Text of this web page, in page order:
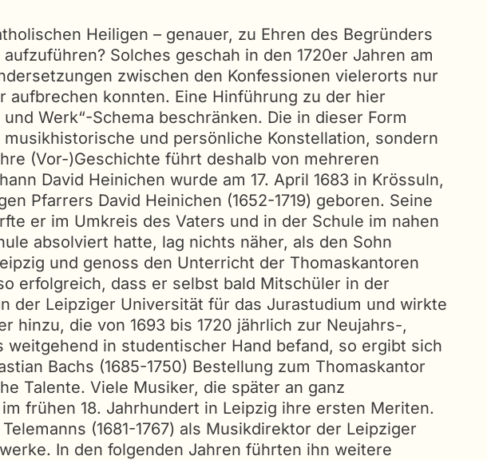
Heiligen – genauer, zu Ehren des Begründers
Solches geschah in den 1720er Jahren am
zwischen den Konfessionen vielerorts nur
konnten. Eine Hinführung zu der hier
Werk“-Schema beschränken. Die in dieser Form
und persönliche Konstellation, sondern
(Vor-)Geschichte führt deshalb von mehreren
David Heinichen wurde am 17. April 1683 in Krössuln,
Pfarrers David Heinichen (1652-1719) geboren. Seine
er im Umkreis des Vaters und in der Schule im nahen
absolviert hatte, lag nichts näher, als den Sohn
und genoss den Unterricht der Thomaskantoren
erfolgreich, dass er selbst bald Mitschüler in der
der Leipziger Universität für das Jurastudium und wirkte
hinzu, die von 1693 bis 1720 jährlich zur Neujahrs-,
in studentischer Hand befand, so ergibt sich
Bachs (1685-1750) Bestellung zum Thomaskantor
Talente. Viele Musiker, die später an ganz
frühen 18. Jahrhundert in Leipzig ihre ersten Meriten.
(1681-1767) als Musikdirektor der Leipziger
In den folgenden Jahren führten ihn weitere